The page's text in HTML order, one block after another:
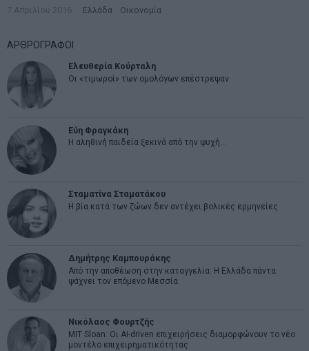
7 Απριλίου 2016 Ελλάδα Οικονομία
ΑΡΘΡΟΓΡΑΦΟΙ
Ελευθερία Κούρταλη
Οι «τιμωροί» των ομολόγων επέστρεψαν
Εύη Φραγκάκη
Η αληθινή παιδεία ξεκινά από την ψυχή…
Σταματίνα Σταματάκου
Η βία κατά των ζώων δεν αντέχει βολικές ερμηνείες
Δημήτρης Καμπουράκης
Από την αποθέωση στην καταγγελία: Η Ελλάδα πάντα
ψάχνει τον επόμενο Μεσσία
Νικόλαος Φουρτζής
MIT Sloan: Οι AI-driven επιχειρήσεις διαμορφώνουν το νέο
μοντέλο επιχειρηματικότητας